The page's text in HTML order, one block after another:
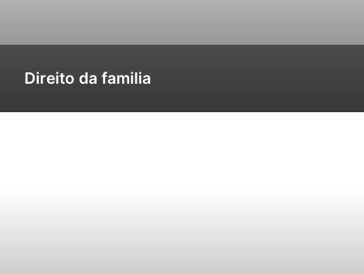
Direito da familia